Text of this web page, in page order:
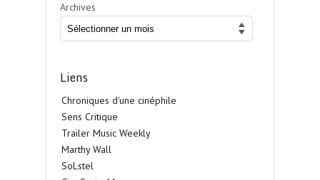
Archives
Liens
Chroniques d'une cinéphile
Sens Critique
Trailer Music Weekly
Marthy Wall
SoLstel